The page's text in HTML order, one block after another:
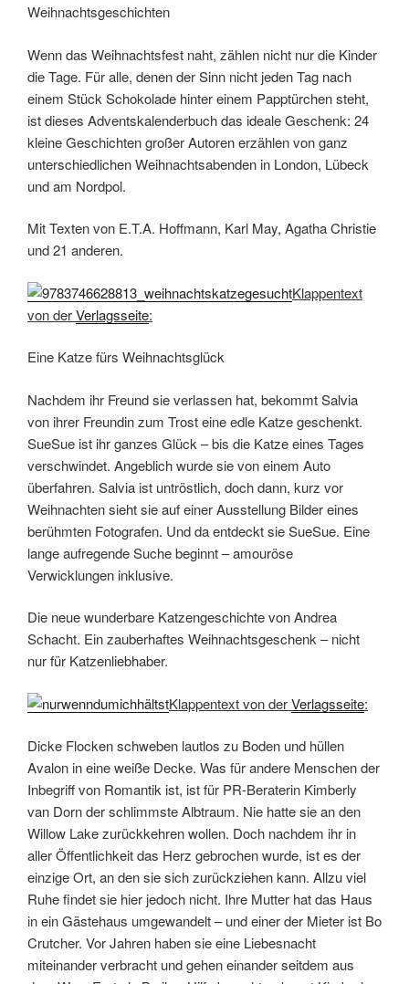
Weihnachtsgeschichten
Wenn das Weihnachtsfest naht, zählen nicht nur die Kinder
die Tage. Für alle, denen der Sinn nicht jeden Tag nach
einem Stück Schokolade hinter einem Papptürchen steht,
ist dieses Adventskalenderbuch das ideale Geschenk: 24
kleine Geschichten großer Autoren erzählen von ganz
unterschiedlichen Weihnachtsabenden in London, Lübeck
und am Nordpol.
Mit Texten von E.T.A. Hoffmann, Karl May, Agatha Christie
und 21 anderen.
Klappentext
von derVerlagsseite:
Eine Katze fürs Weihnachtsglück
Nachdem ihr Freund sie verlassen hat, bekommt Salvia
von ihrer Freundin zum Trost eine edle Katze geschenkt.
SueSue ist ihr ganzes Glück – bis die Katze eines Tages
verschwindet. Angeblich wurde sie von einem Auto
überfahren. Salvia ist untröstlich, doch dann, kurz vor
Weihnachten sieht sie auf einer Ausstellung Bilder eines
berühmten Fotografen. Und da entdeckt sie SueSue. Eine
lange aufregende Suche beginnt – amouröse
Verwicklungen inklusive.
Die neue wunderbare Katzengeschichte von Andrea
Schacht. Ein zauberhaftes Weihnachtsgeschenk – nicht
nur für Katzenliebhaber.
Klappentext von derVerlagsseite:
Dicke Flocken schweben lautlos zu Boden und hüllen
Avalon in eine weiße Decke. Was für andere Menschen der
Inbegriff von Romantik ist, ist für PR-Beraterin Kimberly
van Dorn der schlimmste Albtraum. Nie hatte sie an den
Willow Lake zurückkehren wollen. Doch nachdem ihr in
aller Öffentlichkeit das Herz gebrochen wurde, ist es der
einzige Ort, an den sie sich zurückziehen kann. Allzu viel
Ruhe findet sie hier jedoch nicht. Ihre Mutter hat das Haus
in ein Gästehaus umgewandelt – und einer der Mieter ist Bo
Crutcher. Vor Jahren haben sie eine Liebesnacht
miteinander verbracht und gehen einander seitdem aus